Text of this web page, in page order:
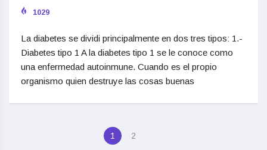
1029
La diabetes se dividi principalmente en dos tres tipos: 1.-
Diabetes tipo 1 A la diabetes tipo 1 se le conoce como
una enfermedad autoinmune. Cuando es el propio
organismo quien destruye las cosas buenas
1 2